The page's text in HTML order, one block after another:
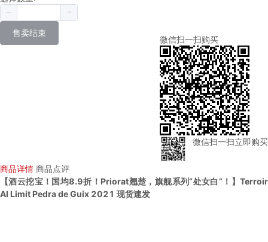
售卖结束
微信扫一扫购买
微信扫一扫立即购买
商品详情 商品点评
【酒云挖宝！国均8.9折！Priorat翘楚，旗舰系列“处女白”！】Terroir
Al Limit Pedra de Guix 2021 现货速发